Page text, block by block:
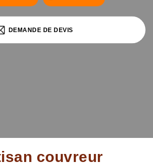
DEMANDE DE DEVIS
couvreur